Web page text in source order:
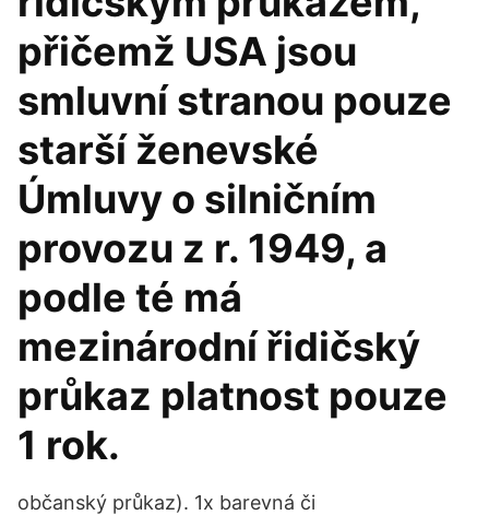
přičemž USA jsou
smluvní stranou pouze
starší ženevské
Úmluvy o silničním
provozu z r. 1949, a
podle té má
mezinárodní řidičský
průkaz platnost pouze
1 rok.
občanský průkaz). 1x barevná či